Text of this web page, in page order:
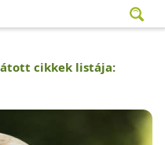
cikkek listája: